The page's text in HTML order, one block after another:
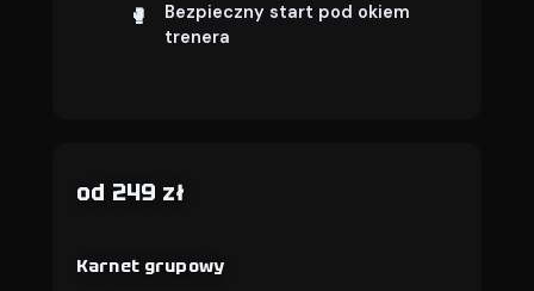
Bezpieczny start pod okiem
trenera
od 249 zł
Karnet grupowy